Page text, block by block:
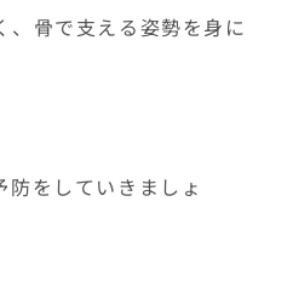
、骨で支える姿勢を身に
をしていきましょ